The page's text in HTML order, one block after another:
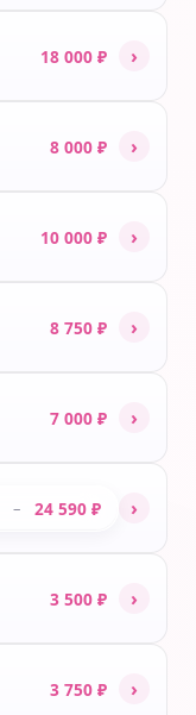
18 000 ₽ ›
8 000 ₽ ›
10 000 ₽ ›
8 750 ₽ ›
7 000 ₽ ›
– 24 590 ₽ ›
3 500 ₽ ›
3 750 ₽ ›